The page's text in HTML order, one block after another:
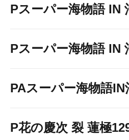
Pスーパー海物語 IN
Pスーパー海物語 IN
PAスーパー海物語
P花の慶次 裂 蓮極